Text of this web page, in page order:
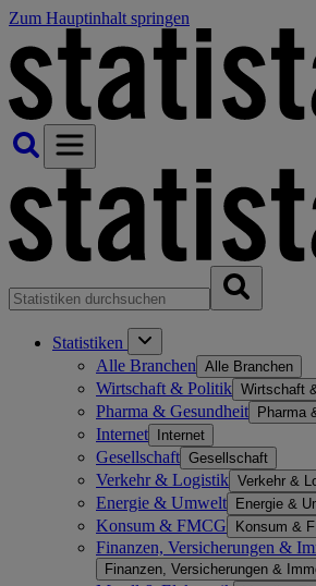
Zum Hauptinhalt springen
Statistiken
Alle Branchen Alle Branchen
Wirtschaft & Politik Wirtschaft
Pharma & Gesundheit Pharma
Internet Internet
Gesellschaft Gesellschaft
Verkehr & Logistik Verkehr &
Energie & Umwelt Energie &
Konsum & FMCG Konsum &
Finanzen, Versicherungen &
Finanzen, Versicherungen &